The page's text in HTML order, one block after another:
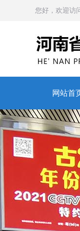
您好，欢迎访
网站首